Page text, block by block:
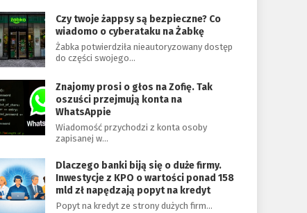
Czy twoje żappsy są bezpieczne? Co
wiadomo o cyberataku na Żabkę
Żabka potwierdziła nieautoryzowany dostęp
do części swojego…
Znajomy prosi o głos na Zofię. Tak
oszuści przejmują konta na
WhatsAppie
Wiadomość przychodzi z konta osoby
zapisanej w…
Dlaczego banki biją się o duże firmy.
Inwestycje z KPO o wartości ponad 158
mld zł napędzają popyt na kredyt
Popyt na kredyt ze strony dużych firm…